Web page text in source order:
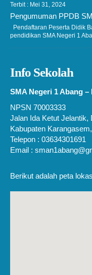
Terbit : Mei 31, 2024
Pengumuman PPDB
Pendaftaran Peserta Didik
pendidikan SMA Negeri 1
Info Sekolah
SMA Negeri 1 Abang –
NPSN 70003333
Jalan Ida Ketut Jelantik,
Kabupaten
Telepon : 03634301691
Email :
Berikut adalah peta